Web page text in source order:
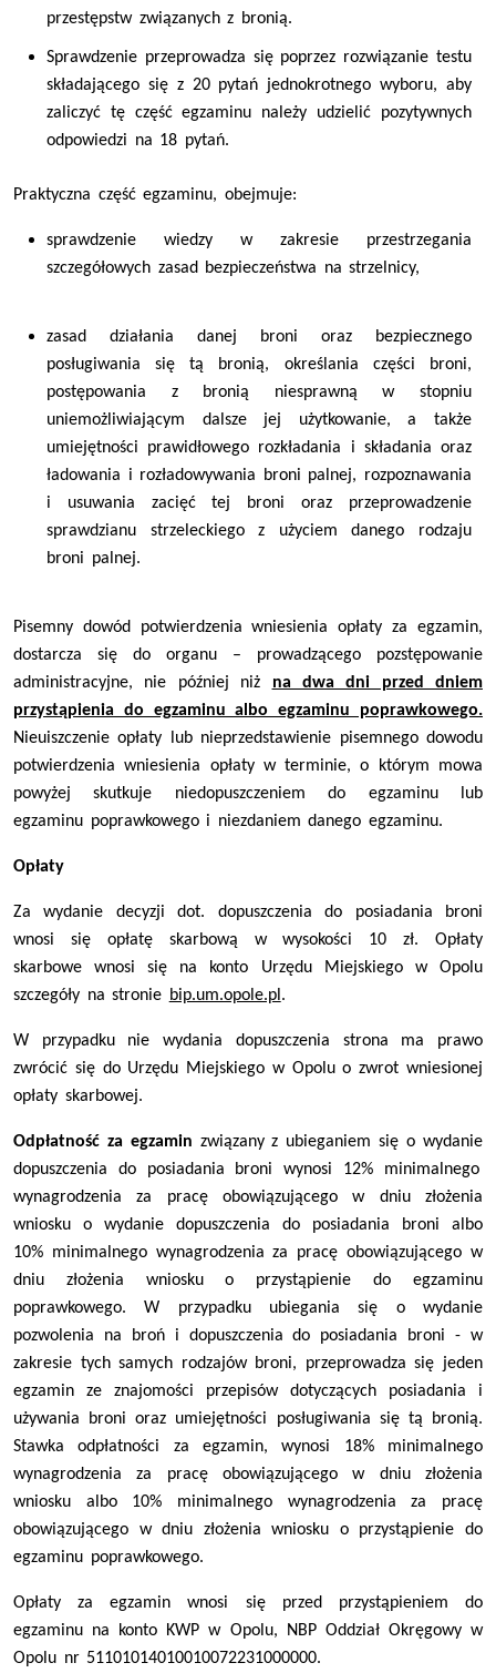
przestępstw związanych z bronią.
Sprawdzenie przeprowadza się poprzez rozwiązanie testu
składającego się z 20 pytań jednokrotnego wyboru, aby
zaliczyć tę część egzaminu należy udzielić pozytywnych
odpowiedzi na 18 pytań.
Praktyczna część egzaminu, obejmuje:
sprawdzenie wiedzy w zakresie przestrzegania
szczegółowych zasad bezpieczeństwa na strzelnicy,
zasad działania danej broni oraz bezpiecznego
posługiwania się tą bronią, określania części broni,
postępowania z bronią niesprawną w stopniu
uniemożliwiającym dalsze jej użytkowanie, a także
umiejętności prawidłowego rozkładania i składania oraz
ładowania i rozładowywania broni palnej, rozpoznawania
i usuwania zacięć tej broni oraz przeprowadzenie
sprawdzianu strzeleckiego z użyciem danego rodzaju
broni palnej.
Pisemny dowód potwierdzenia wniesienia opłaty za egzamin,
dostarcza się do organu – prowadzącego pozstępowanie
administracyjne, nie później niż na dwa dni przed dniem
przystąpienia do egzaminu albo egzaminu poprawkowego.
Nieuiszczenie opłaty lub nieprzedstawienie pisemnego dowodu
potwierdzenia wniesienia opłaty w terminie, o którym mowa
powyżej skutkuje niedopuszczeniem do egzaminu lub
egzaminu poprawkowego i niezdaniem danego egzaminu.
Opłaty
Za wydanie decyzji dot. dopuszczenia do posiadania broni
wnosi się opłatę skarbową w wysokości 10 zł. Opłaty
skarbowe wnosi się na konto Urzędu Miejskiego w Opolu
szczegóły na stronie bip.um.opole.pl .
W przypadku nie wydania dopuszczenia strona ma prawo
zwrócić się do Urzędu Miejskiego w Opolu o zwrot wniesionej
opłaty skarbowej.
Odpłatność za egzamin związany z ubieganiem się o wydanie
dopuszczenia do posiadania broni wynosi 12% minimalnego
wynagrodzenia za pracę obowiązującego w dniu złożenia
wniosku o wydanie dopuszczenia do posiadania broni albo
10% minimalnego wynagrodzenia za pracę obowiązującego w
dniu złożenia wniosku o przystąpienie do egzaminu
poprawkowego. W przypadku ubiegania się o wydanie
pozwolenia na broń i dopuszczenia do posiadania broni - w
zakresie tych samych rodzajów broni, przeprowadza się jeden
egzamin ze znajomości przepisów dotyczących posiadania i
używania broni oraz umiejętności posługiwania się tą bronią.
Stawka odpłatności za egzamin, wynosi 18% minimalnego
wynagrodzenia za pracę obowiązującego w dniu złożenia
wniosku albo 10% minimalnego wynagrodzenia za pracę
obowiązującego w dniu złożenia wniosku o przystąpienie do
egzaminu poprawkowego.
Opłaty za egzamin wnosi się przed przystąpieniem do
egzaminu na konto KWP w Opolu, NBP Oddział Okręgowyw
Opolu nr 51101014010010072231000000.